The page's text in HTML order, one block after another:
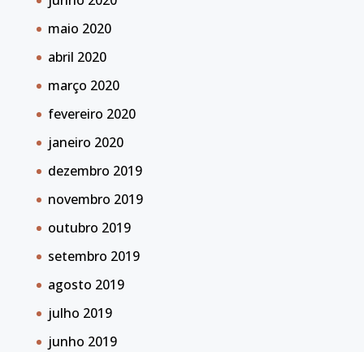
maio 2020
abril 2020
março 2020
fevereiro 2020
janeiro 2020
dezembro 2019
novembro 2019
outubro 2019
setembro 2019
agosto 2019
julho 2019
junho 2019